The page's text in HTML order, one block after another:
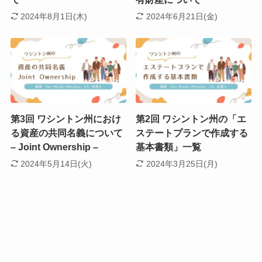
2024年8月1日(木) 2024年6月21日(金)
第3回 ワシントン州におけ
る資産の共同名義について
– Joint Ownership –
2024年5月14日(火)
第2回 ワシントン州の「エ
ステートプランで作成する
基本書類」一覧
2024年3月25日(月)